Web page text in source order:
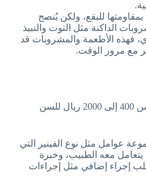
بمقاومتها للبقع، ولكن يُنصح
الداكنة مثل التوت والنبيذ
فهذه الأطعمة والمشروبات قد
مع مرور الوقت.
تتراوح تكلفة فينير الأسنان من 400 إلى 2000 ريال للسن
عوامل مثل نوع الفينير التي
يتعامل معه الطبيب، وخبرة
إجراء إضافي مثل إجراءات